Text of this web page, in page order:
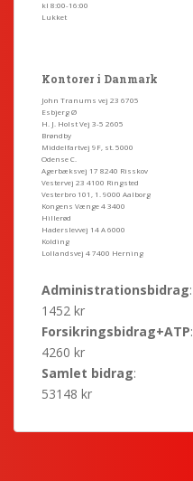
kl 8:00-16:00
Lukket
Kontorer i Danmark
John Tranums vej 23 6705
Esbjerg Ø
H. J. Holst Vej 3-5 2605
Brøndby
Middelfartvej 9F, st. 5000
Odense C.
Agerbæksvej 17 8240 Risskov
Vestervej 23 4100 Ringsted
Vesterbro 101, 1. 9000 Aalborg
Kongens Vænge 4 3400
Hillerød
Haderslevvej 14 A 6000
Kolding
Lollandsvej 4 7400 Herning
Administrationsbidrag:
1452 kr
Forsikringsbidrag+ATP:
4260 kr
Samlet bidrag:
53148 kr